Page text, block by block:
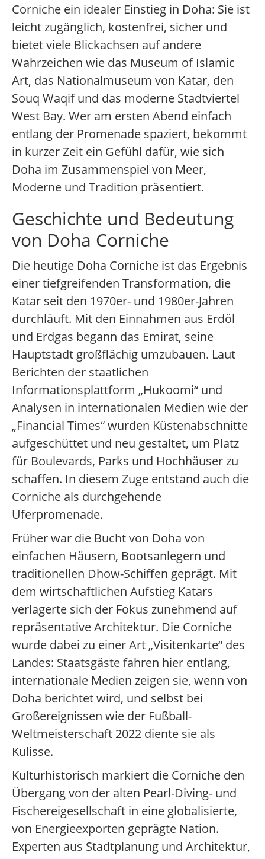
Corniche ein idealer Einstieg in Doha: Sie ist
leicht zugänglich, kostenfrei, sicher und
bietet viele Blickachsen auf andere
Wahrzeichen wie das Museum of Islamic
Art, das Nationalmuseum von Katar, den
Souq Waqif und das moderne Stadtviertel
West Bay. Wer am ersten Abend einfach
entlang der Promenade spaziert, bekommt
in kurzer Zeit ein Gefühl dafür, wie sich
Doha im Zusammenspiel von Meer,
Moderne und Tradition präsentiert.
Geschichte und Bedeutung
von Doha Corniche
Die heutige Doha Corniche ist das Ergebnis
einer tiefgreifenden Transformation, die
Katar seit den 1970er- und 1980er-Jahren
durchläuft. Mit den Einnahmen aus Erdöl
und Erdgas begann das Emirat, seine
Hauptstadt großflächig umzubauen. Laut
Berichten der staatlichen
Informationsplattform „Hukoomi“ und
Analysen in internationalen Medien wie der
„Financial Times“ wurden Küstenabschnitte
aufgeschüttet und neu gestaltet, um Platz
für Boulevards, Parks und Hochhäuser zu
schaffen. In diesem Zuge entstand auch die
Corniche als durchgehende
Uferpromenade.
Früher war die Bucht von Doha von
einfachen Häusern, Bootsanlegern und
traditionellen Dhow-Schiffen geprägt. Mit
dem wirtschaftlichen Aufstieg Katars
verlagerte sich der Fokus zunehmend auf
repräsentative Architektur. Die Corniche
wurde dabei zu einer Art „Visitenkarte“ des
Landes: Staatsgäste fahren hier entlang,
internationale Medien zeigen sie, wenn von
Doha berichtet wird, und selbst bei
Großereignissen wie der Fußball-
Weltmeisterschaft 2022 diente sie als
Kulisse.
Kulturhistorisch markiert die Corniche den
Übergang von der alten Pearl-Diving- und
Fischereigesellschaft in eine globalisierte,
von Energieexporten geprägte Nation.
Experten aus Stadtplanung und Architektur,